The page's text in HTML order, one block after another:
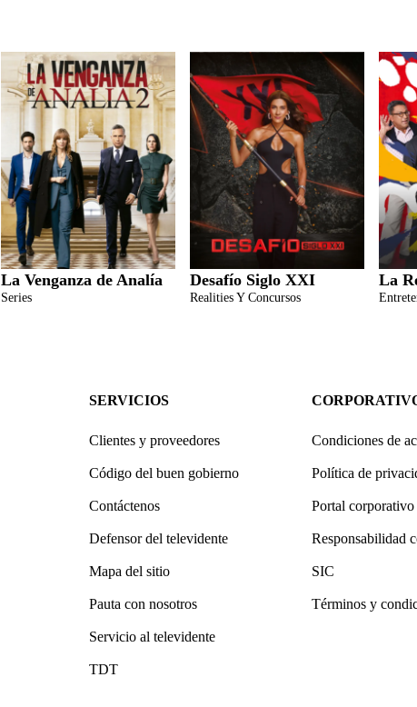
La Venganza de Analía
Series
Desafío Siglo XXI
Realities Y Concursos
La
SERVICIOS
Clientes y proveedores
Código del buen gobierno
Contáctenos
Defensor del televidente
Mapa del sitio
Pauta con nosotros
Servicio al televidente
TDT
Condiciones de
Política de
Portal corporativo
Responsabilidad
SIC
Términos y